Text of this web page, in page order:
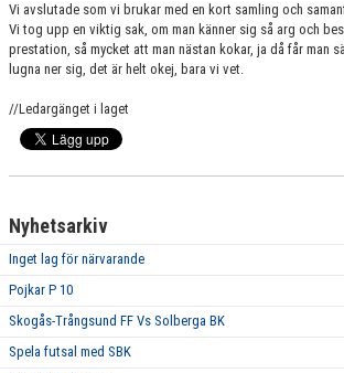
Vi avslutade som vi brukar med en kort samling och
Vi tog upp en viktig sak, om man känner sig så arg och
prestation, så mycket att man nästan kokar, ja då får man
lugna ner sig, det är helt okej, bara vi vet.
//Ledargänget i laget
Nyhetsarkiv
Inget lag för närvarande
Pojkar P 10
Skogås-Trångsund FF Vs Solberga BK
Spela futsal med SBK